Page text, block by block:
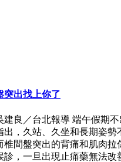
突出找上你了
建良／台北報導 端午假期
出，久站、久坐和長期姿勢
椎間盤突出的背痛和肌肉拉
診，一旦出現止痛藥無法改